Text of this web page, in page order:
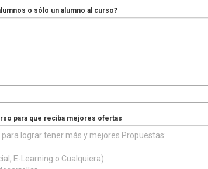
o sólo un alumno al curso?
para que reciba mejores ofertas